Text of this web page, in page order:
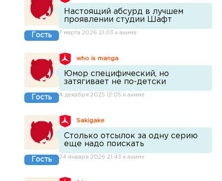
Гость
Настоящий абсурд в лучшем
проявлении студии Шафт
7 марта 2026 21:03 к аниме
Гость
who is manga
Юмор специфический, но
затягивает не по-детски
4 декабря 2025 12:05 к аниме
Гость
Sakigake
Столько отсылок за одну серию
еще надо поискать
24 января 2026 21:43 к аниме